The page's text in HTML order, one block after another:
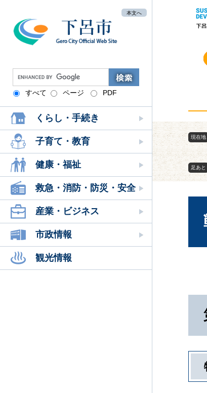
本文へ
G
o
o
g
l
e
カ
ス
タ
ム
検
索
すべて ページ PDF
くらし・手続き
子育て・教育
健康・福祉
救急・消防・防災・安全
産業・ビジネス
市政情報
観光情報
現在地
文